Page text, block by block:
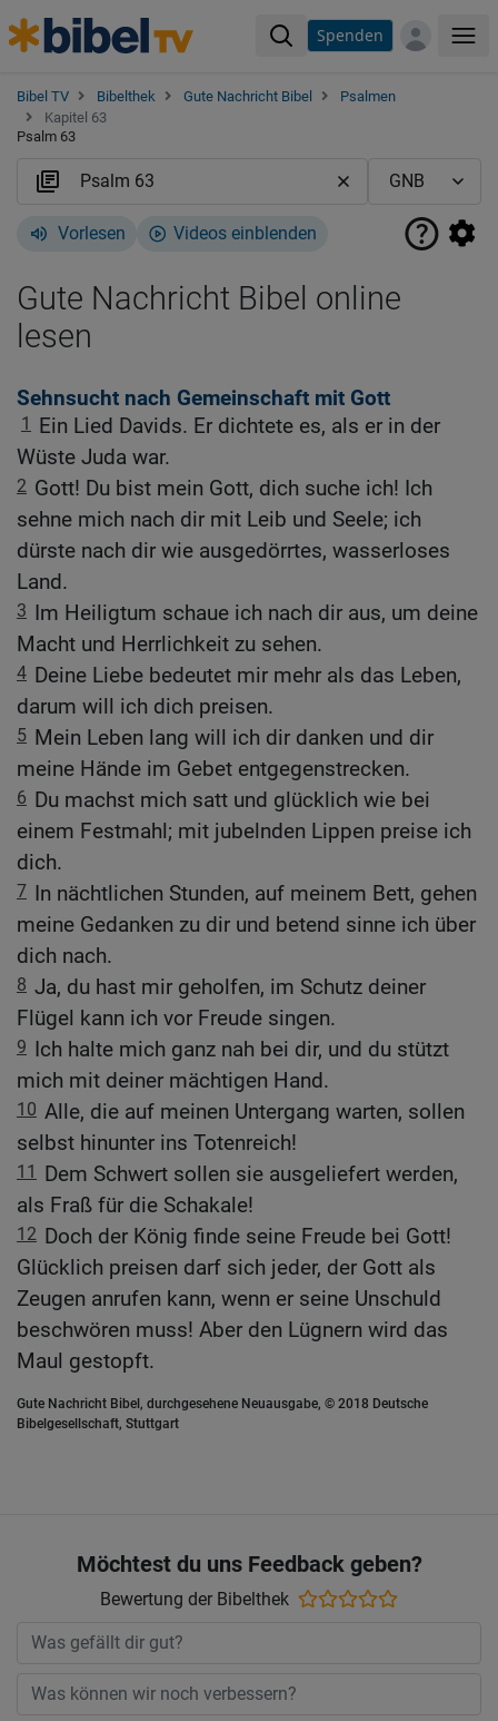
Spenden
Bibel TV Bibelthek Gute Nachricht Bibel
Psalmen
Kapitel 63
Psalm 63
Vorlesen Videos einblenden
Gute Nachricht Bibel online
lesen
Sehnsucht nach Gemeinschaft mit Gott
1
Ein Lied Davids. Er dichtete es, als er in der
Wüste Juda war.
2 Gott! Du bist mein Gott, dich suche ich! Ich
sehne mich nach dir mit Leib und Seele; ich
dürste nach dir wie ausgedörrtes, wasserloses
Land.
3 Im Heiligtum schaue ich nach dir aus, um deine
Macht und Herrlichkeit zu sehen.
4 Deine Liebe bedeutet mir mehr als das Leben,
darum will ich dich preisen.
5 Mein Leben lang will ich dir danken und dir
meine Hände im Gebet entgegenstrecken.
6 Du machst mich satt und glücklich wie bei
einem Festmahl; mit jubelnden Lippen preise ich
dich.
7 In nächtlichen Stunden, auf meinem Bett, gehen
meine Gedanken zu dir und betend sinne ich über
dich nach.
8 Ja, du hast mir geholfen, im Schutz deiner
Flügel kann ich vor Freude singen.
9 Ich halte mich ganz nah bei dir, und du stützt
mich mit deiner mächtigen Hand.
10 Alle, die auf meinen Untergang warten, sollen
selbst hinunter ins Totenreich!
11
Dem Schwert sollen sie ausgeliefert werden,
als Fraß für die Schakale!
12 Doch der König finde seine Freude bei Gott!
Glücklich preisen darf sich jeder, der Gott als
Zeugen anrufen kann, wenn er seine Unschuld
beschwören muss! Aber den Lügnern wird das
Maul gestopft.
Gute Nachricht Bibel, durchgesehene Neuausgabe, © 2018 Deutsche
Bibelgesellschaft, Stuttgart
Möchtest du uns Feedback geben?
Bewertung der Bibelthek